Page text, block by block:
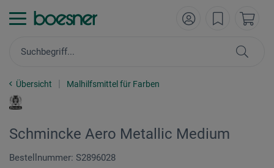
Übersicht Malhilfsmittel für Farben
Schmincke Aero Metallic Medium
Bestellnummer: S2896028